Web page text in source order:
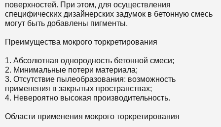
поверхностей. При этом, для осуществления
специфических дизайнерских задумок в бетонную смесь
могут быть добавлены пигменты.
Преимущества мокрого торкретирования
1. Абсолютная однородность бетонной смеси;
2. Минимальные потери материала;
3. Отсутствие пылеобразования: возможность
применения в закрытых пространствах;
4. Невероятно высокая производительность.
Области применения мокрого торкретирования